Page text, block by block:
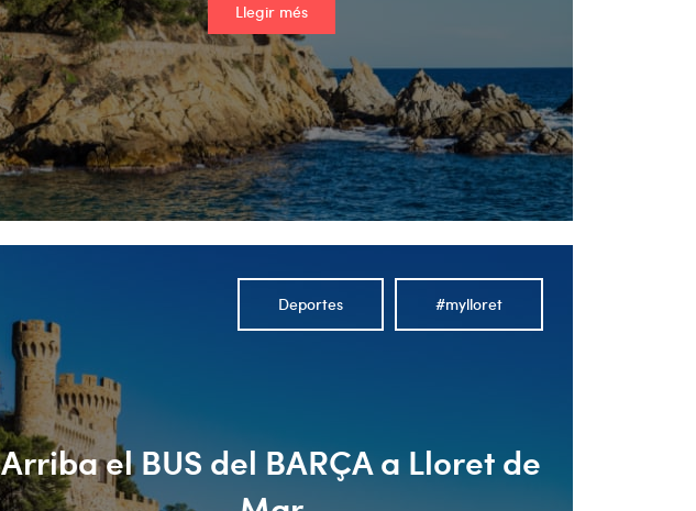
Llegir més
Arriba el BUS del BARÇA a Lloret de
#mylloret
Deportes